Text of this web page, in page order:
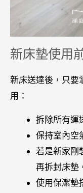
新床墊使用
新床送達後，只要
用：
拆除所有運
保持室內空
若是新家剛
再拆封床墊
使用保潔墊